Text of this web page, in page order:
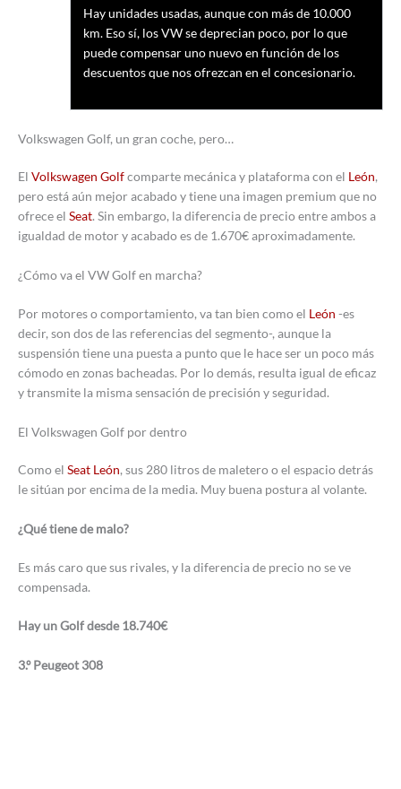
Hay unidades usadas, aunque con más de 10.000
km. Eso sí, los VW se deprecian poco, por lo que
puede compensar uno nuevo en función de los
descuentos que nos ofrezcan en el concesionario.
Volkswagen Golf, un gran coche, pero…
El Volkswagen Golfcomparte mecánica y plataforma con el León,
pero está aún mejor acabado y tiene una imagen premium que no
ofrece el Seat. Sin embargo, la diferencia de precio entre ambos a
igualdad de motor y acabado es de 1.670€ aproximadamente.
¿Cómo va el VW Golf en marcha?
Por motores o comportamiento, va tan bien como el León -es
decir, son dos de las referencias del segmento-, aunque la
suspensión tiene una puesta a punto que le hace ser un poco más
cómodo en zonas bacheadas. Por lo demás, resulta igual de eficaz
y transmite la misma sensación de precisión y seguridad.
El Volkswagen Golf por dentro
Como el Seat León, sus 280 litros de maletero o el espacio detrás
le sitúan por encima de la media. Muy buena postura al volante.
¿Qué tiene de malo?
Es más caro que sus rivales, y la diferencia de precio no se ve
compensada.
Hay un Golf desde 18.740€
3.º Peugeot 308